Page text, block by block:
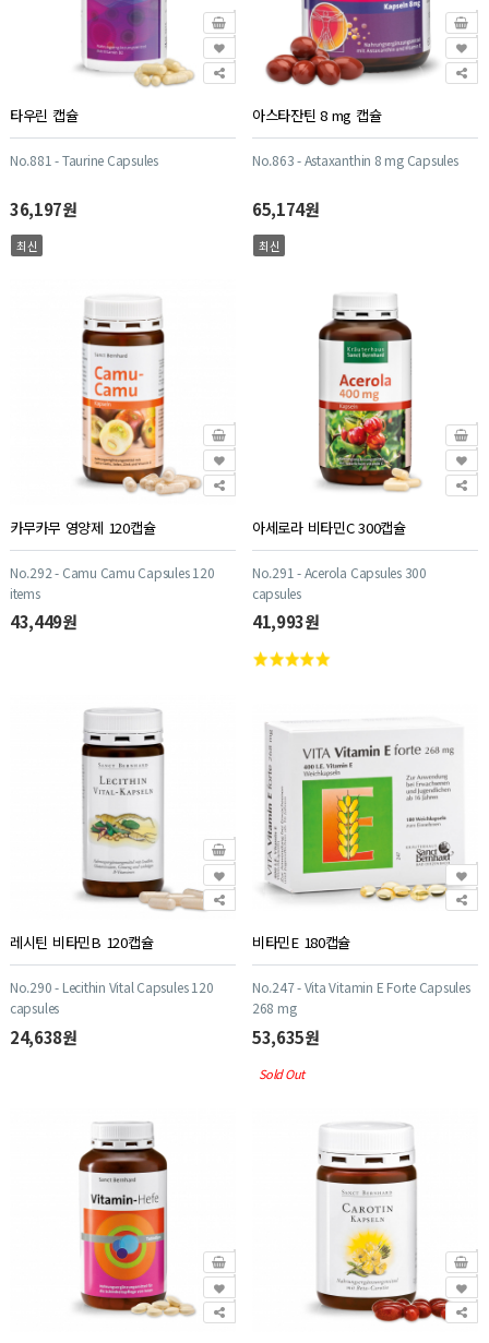
타우린 캡슐
No.881 - Taurine Capsules
36,197원
최신
아스타잔틴 8 mg 캡슐
No.863 - Astaxanthin 8 mg Capsules
65,174원
최신
카무카무 영양제 120캡슐
No.292 - Camu Camu Capsules 120
items
43,449원
아세로라 비타민C 300캡슐
No.291 - Acerola Capsules 300
capsules
41,993원
레시틴 비타민B 120캡슐
No.290 - Lecithin Vital Capsules 120
capsules
24,638원
비타민E 180캡슐
No.247 - Vita Vitamin E Forte Capsules
268 mg
53,635원
Sold Out